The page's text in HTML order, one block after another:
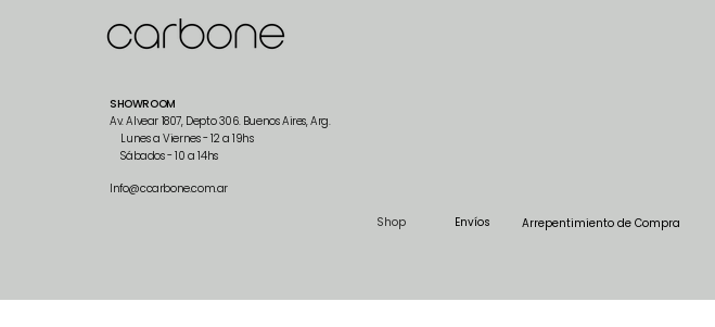
SHOWROOM
Av. Alvear 1807, Depto 306. Buenos Aires, Arg.
Lunes a Viernes - 12 a 19hs
Sábados - 10 a 14hs
Info@ccarbone.com.ar
Shop Envíos Arrepentimiento de Compra